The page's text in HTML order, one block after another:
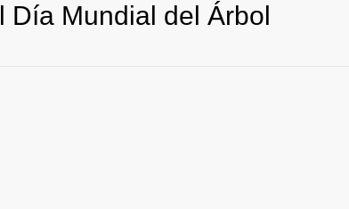
Día Mundial del Árbol